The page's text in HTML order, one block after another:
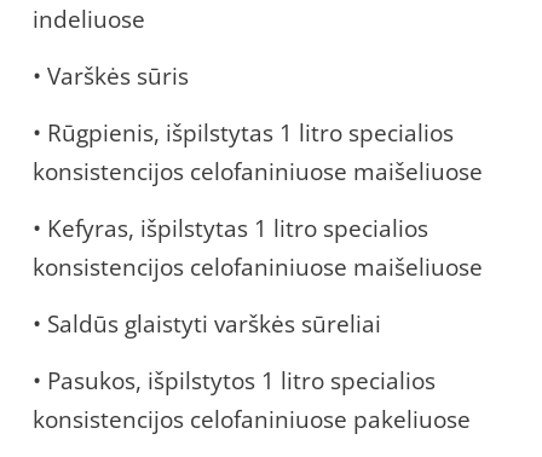
indeliuose
• Varškės sūris
• Rūgpienis, išpilstytas 1 litro specialios
konsistencijos celofaniniuose maišeliuose
• Kefyras, išpilstytas 1 litro specialios
konsistencijos celofaniniuose maišeliuose
• Saldūs glaistyti varškės sūreliai
• Pasukos, išpilstytos 1 litro specialios
konsistencijos celofaniniuose pakeliuose